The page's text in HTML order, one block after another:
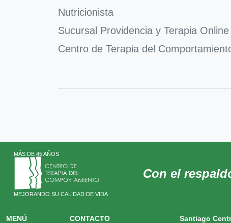
Nutricionista
Sucursal Providencia y Terapia Online
Centro de Terapia del
MÁS DE 45 AÑOS
MEJORANDO SU CALIDAD DE VIDA
Con el
MENÚ CONTACTO Santiago